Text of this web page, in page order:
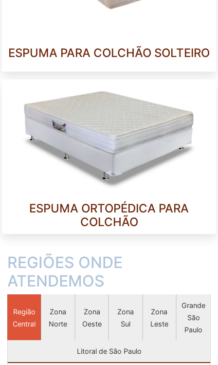
ESPUMA PARA COLCHÃO SOLTEIRO
ESPUMA ORTOPÉDICA PARA
COLCHÃO
REGIÕES ONDE
ATENDEMOS
Região
Central
Zona
Norte
Zona
Oeste
Zona
Sul
Zona
Leste
Grande
São
Paulo
Litoral de São Paulo